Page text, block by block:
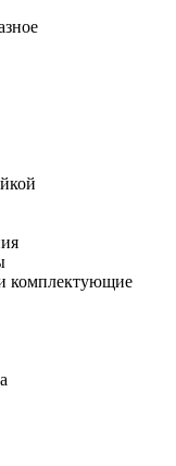
комплектующие